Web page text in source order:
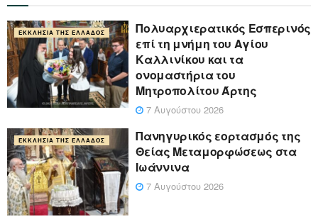
ΕΚΚΛΗΣΊΑ ΤΗΣ ΕΛΛΆΔΟΣ
Πολυαρχιερατικός Εσπερινός
επί τη μνήμη του Αγίου
Καλλινίκου και τα
ονομαστήρια του
Μητροπολίτου Άρτης
7 Αυγούστου 2026
ΕΚΚΛΗΣΊΑ ΤΗΣ ΕΛΛΆΔΟΣ
Πανηγυρικός εορτασμός της
Θείας Μεταμορφώσεως στα
Ιωάννινα
7 Αυγούστου 2026